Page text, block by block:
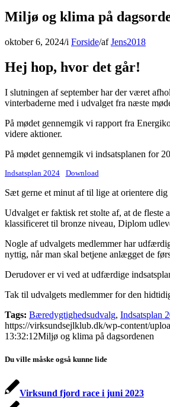
Miljø og klima på
oktober 6, 2024/i Forside/afJens2018
Hej hop, hvor det går!
I slutningen af september har der været
vinterbaderne med i udvalget fra næste
På mødet gennemgik vi rapport fra
videre aktioner.
På mødet gennemgik vi indsatsplanen for
Indsatsplan 2024 Download
Sæt gerne et minut af til lige at orientere
Udvalget er faktisk ret stolte af, at de fleste
klassificeret til bronze niveau, Diplom
Nogle af udvalgets medlemmer har
nyttig, når man skal betjene anlægget de
Derudover er vi ved at udfærdige
Tak til udvalgets medlemmer for den
Tags: Bæredygtighedsudvalg, Indsatsplan
https://virksundsejlklub.dk/wp-content/
13:32:12Miljø og klima på dagsordenen
Du ville måske også kunne lide
Virksund fjord race i juni 2023